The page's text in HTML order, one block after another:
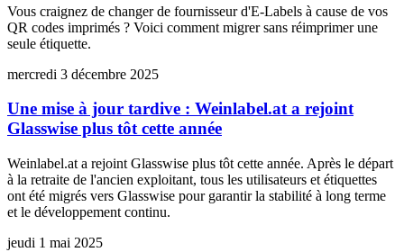
Vous craignez de changer de fournisseur d'E-Labels à cause de vos
QR codes imprimés ? Voici comment migrer sans réimprimer une
seule étiquette.
mercredi 3 décembre 2025
Une mise à jour tardive : Weinlabel.at a rejoint
Glasswise plus tôt cette année
Weinlabel.at a rejoint Glasswise plus tôt cette année. Après le départ
à la retraite de l'ancien exploitant, tous les utilisateurs et étiquettes
ont été migrés vers Glasswise pour garantir la stabilité à long terme
et le développement continu.
jeudi 1 mai 2025